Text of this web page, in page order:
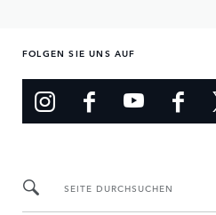
FOLGEN SIE UNS AUF
SEITE DURCHSUCHEN